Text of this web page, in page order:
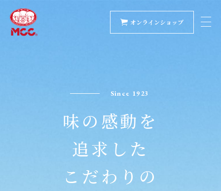
オンラインショップ
Since 1923
味の感動を
追求した
こだわりの